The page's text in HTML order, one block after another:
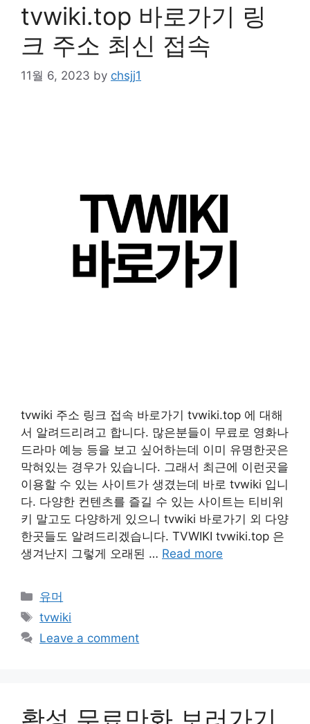
tvwiki.top 바로가기 링
크 주소 최신 접속
11월 6, 2023 by chsjj1
tvwiki 주소 링크 접속 바로가기 tvwiki.top 에 대해
서 알려드리려고 합니다. 많은분들이 무료로 영화나
드라마 예능 등을 보고 싶어하는데 이미 유명한곳은
막혀있는 경우가 있습니다. 그래서 최근에 이런곳을
이용할 수 있는 사이트가 생겼는데 바로 tvwiki 입니
다. 다양한 컨텐츠를 즐길 수 있는 사이트는 티비위
키 말고도 다양하게 있으니 tvwiki 바로가기 외 다양
한곳들도 알려드리겠습니다. TVWIKI tvwiki.top 은
생겨난지 그렇게 오래된 … Read more
Categories
유머
Tags
tvwiki
Leave a comment